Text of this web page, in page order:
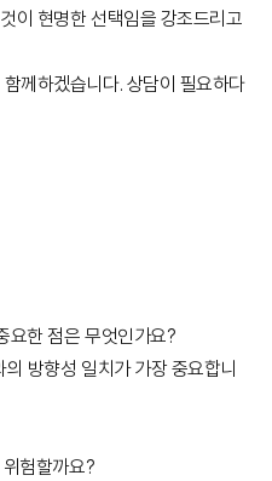
이 현명한 선택임을 강조드리고
께하겠습니다. 상담이 필요하다
요한 점은 무엇인가요?
방향성 일치가 가장 중요합니
험할까요?